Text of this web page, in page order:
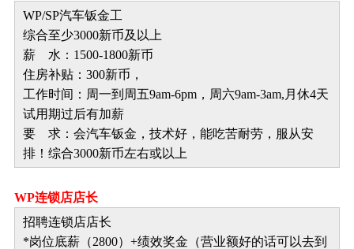
WP/SP汽车钣金工
综合至少3000新币及以上
薪 水：1500-1800新币
住房补贴：300新币，
工作时间：周一到周五9am-6pm，周六9am-3am,月休4天
试用期过后有加薪
要 求：会汽车钣金，技术好，能吃苦耐劳，服从安
排！综合3000新币左右或以上
WP连锁店店长
招聘连锁店店长
*岗位底薪（2800）+绩效奖金（营业额好的话可以去到